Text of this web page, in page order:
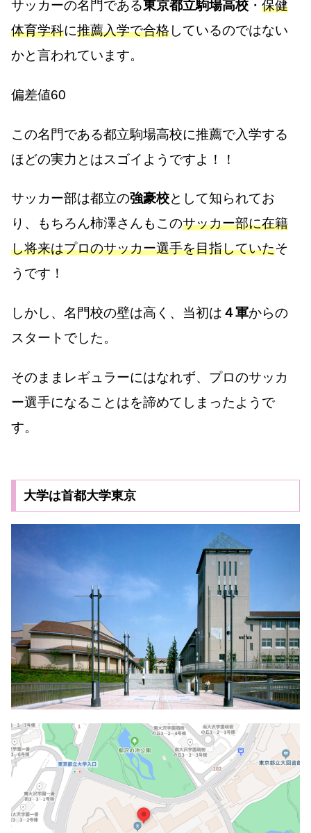
サッカーの名門である東京都立駒場高校 ・ 保健
体育学科に推薦入学で合格しているのではない
かと言われています。
偏差値60
この名門である都立駒場高校に推薦で入学する
ほどの実力とはスゴイようですよ！！
サッカー部は都立の強豪校として知られてお
り、もちろん柿澤さんもこのサッカー部に在籍
し将来はプロのサッカー選手を目指していたそ
うです！
しかし、名門校の壁は高く、当初は ４軍からの
スタートでした。
そのままレギュラーにはなれず、プロのサッカ
ー選手になることはを諦めてしまったようで
す。
大学は首都大学東京